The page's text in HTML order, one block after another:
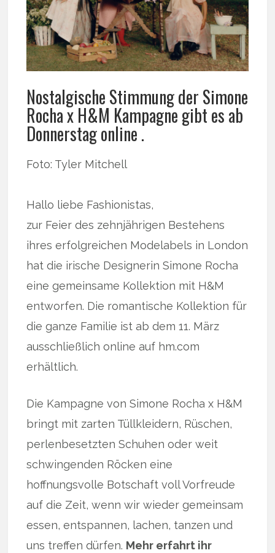
Nostalgische Stimmung der Simone
Rocha x H&M Kampagne gibt es ab
Donnerstag online .
Foto: Tyler Mitchell
Hallo liebe Fashionistas,
zur Feier des zehnjährigen Bestehens
ihres erfolgreichen Modelabels in London
hat die irische Designerin Simone Rocha
eine gemeinsame Kollektion mit H&M
entworfen. Die romantische Kollektion für
die ganze Familie ist ab dem 11. März
ausschließlich online auf hm.com
erhältlich.
Die Kampagne von Simone Rocha x H&M
bringt mit zarten Tüllkleidern, Rüschen,
perlenbesetzten Schuhen oder weit
schwingenden Röcken eine
hoffnungsvolle Botschaft voll Vorfreude
auf die Zeit, wenn wir wieder gemeinsam
essen, entspannen, lachen, tanzen und
uns treffen dürfen. Mehr erfahrt ihr